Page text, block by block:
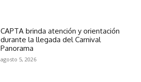
CAPTA brinda atención y orientación
durante la llegada del Carnival
Panorama
agosto 5, 2026